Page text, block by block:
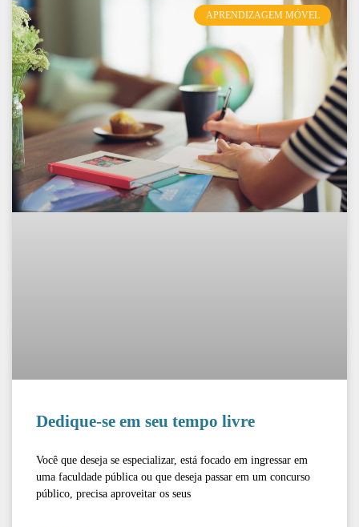
APRENDIZAGEM MÓVEL
Dedique-se em seu tempo livre
Você que deseja se especializar, está focado em ingressar em
uma faculdade pública ou que deseja passar em um concurso
público, precisa aproveitar os seus